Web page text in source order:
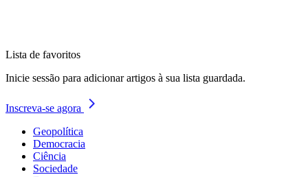
Lista de favoritos
Inicie sessão para adicionar artigos à sua lista guardada.
Inscreva-se agora
Geopolítica
Democracia
Ciência
Sociedade